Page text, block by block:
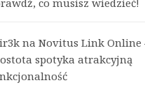
co musisz wiedzieć!
na Novitus Link Online
spotyka atrakcyjną